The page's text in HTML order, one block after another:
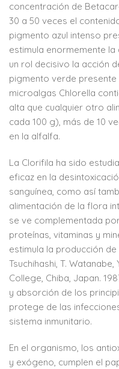
concentración de
30 a 50 veces el
pigmento azul intenso
estimula enormemente
un rol decisivo la acción
pigmento verde presente
microalgas Chlorella
alta que cualquier otro
cada 100 g), más de 10
en la alfalfa.
La Clorifila ha sido
eficaz en la
sanguínea, como así
alimentación de la flora
se ve complementada
proteínas, vitaminas y
estimula la producción
Tsuchihashi, T. Watanabe,
College, Chiba, Japan.
y absorción de los
protege de las
sistema inmunitario.
En el organismo, los
y exógeno, cumplen el